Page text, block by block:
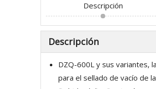
Descripción
Descripción
DZQ-600L y sus variantes,
para el sellado de vacío de